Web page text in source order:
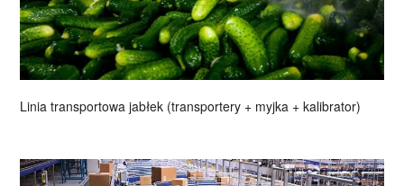
Linia transportowa jabłek (transportery + myjka + kalibrator)